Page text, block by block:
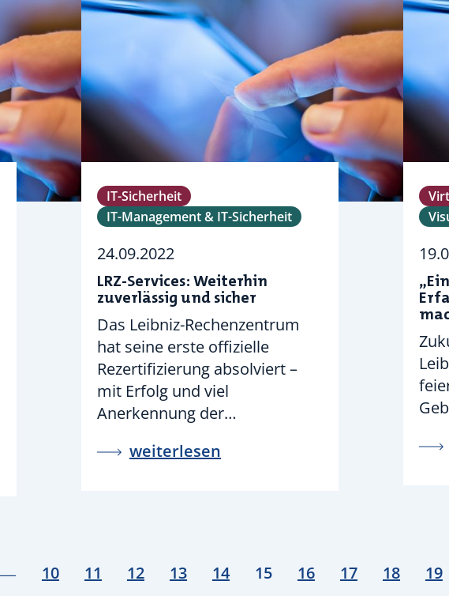
IT-Sicherheit
IT-Management & IT-Sicherheit
24.09.2022
LRZ-Services: Weiterhin
zuverlässig und sicher
Das Leibniz-Rechenzentrum
hat seine erste offizielle
Rezertifizierung absolviert –
mit Erfolg und viel
Anerkennung der…
weiterlesen
10 11 12 13 14 15 16 17 18 19